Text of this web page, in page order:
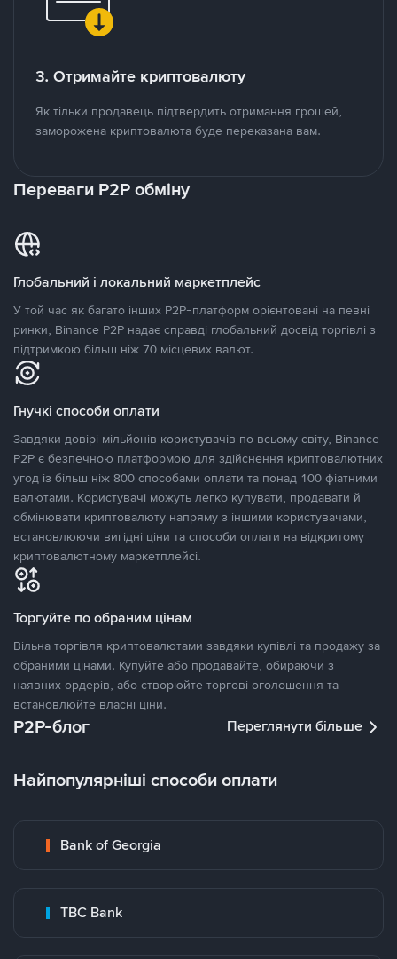
3. Отримайте криптовалюту
Як тільки продавець підтвердить отримання грошей,
заморожена криптовалюта буде переказана вам.
Переваги P2P обміну
Глобальний і локальний маркетплейс
У той час як багато інших P2P-платформ орієнтовані на певні
ринки, Binance P2P надає справді глобальний досвід торгівлі з
підтримкою більш ніж 70 місцевих валют.
Гнучкі способи оплати
Завдяки довірі мільйонів користувачів по всьому світу, Binance
P2P є безпечною платформою для здійснення криптовалютних
угод із більш ніж 800 способами оплати та понад 100 фіатними
валютами. Користувачі можуть легко купувати, продавати й
обмінювати криптовалюту напряму з іншими користувачами,
встановлюючи вигідні ціни та способи оплати на відкритому
криптовалютному маркетплейсі.
Торгуйте по обраним цінам
Вільна торгівля криптовалютами завдяки купівлі та продажу за
обраними цінами. Купуйте або продавайте, обираючи з
наявних ордерів, або створюйте торгові оголошення та
встановлюйте власні ціни.
P2P-блог Переглянути більше
Найпопулярніші способи оплати
Bank of Georgia
TBC Bank